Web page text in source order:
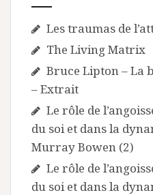
Les traumas de
The Living Matrix
Bruce Lipton – La
– Extrait
Le rôle de
du soi et dans la
Murray Bowen (2)
Le rôle de
du soi et dans la